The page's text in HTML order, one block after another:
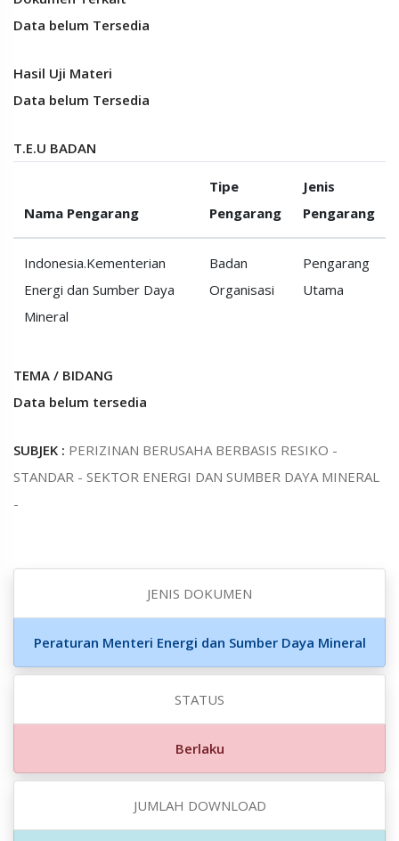
Data belum Tersedia
Hasil Uji Materi
Data belum Tersedia
T.E.U BADAN
Nama Pengarang
Tipe
Pengarang
Jenis
Pengarang
Indonesia.Kementerian
Energi dan Sumber Daya
Mineral
Badan
Organisasi
Pengarang
Utama
TEMA / BIDANG
Data belum tersedia
SUBJEK : PERIZINAN BERUSAHA BERBASIS RESIKO -
STANDAR - SEKTOR ENERGI DAN SUMBER DAYA MINERAL
-
JENIS DOKUMEN
Peraturan Menteri Energi dan Sumber Daya Mineral
STATUS
Berlaku
JUMLAH DOWNLOAD